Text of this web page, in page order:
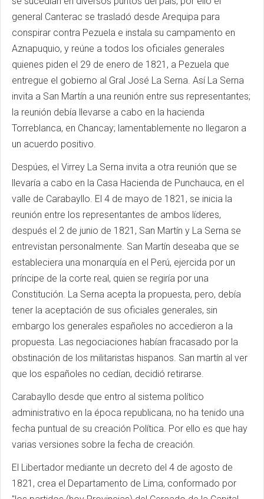
general Canterac se trasladó desde Arequipa para
conspirar contra Pezuela e instala su campamento en
Aznapuquio, y reúne a todos los oficiales generales
quienes piden el 29 de enero de 1821, a Pezuela que
entregue el gobierno al Gral José La Serna. Así La Serna
invita a San Martín a una reunión entre sus representantes;
la reunión debía llevarse a cabo en la hacienda
Torreblanca, en Chancay; lamentablemente no llegaron a
un acuerdo positivo.
Despúes, el Virrey La Serna invita a otra reunión que se
llevaría a cabo en la Casa Hacienda de Punchauca, en el
valle de Carabayllo. El 4 de mayo de 1821, se inicia la
reunión entre los representantes de ambos líderes,
después el 2 de junio de 1821, San Martín y La Serna se
entrevistan personalmente. San Martín deseaba que se
estableciera una monarquía en el Perú, ejercida por un
príncipe de la corte real, quien se regiría por una
Constitución. La Serna acepta la propuesta, pero, debía
tener la aceptación de sus oficiales generales, sin
embargo los generales españoles no accedieron a la
propuesta. Las negociaciones habían fracasado por la
obstinación de los militaristas hispanos. San martín al ver
que los españoles no cedían, decidió retirarse.
Carabayllo desde que entro al sistema político
administrativo en la época republicana, no ha tenido una
fecha puntual de su creación Política. Por ello es que hay
varias versiones sobre la fecha de creación.
El Libertador mediante un decreto del 4 de agosto de
1821, crea el Departamento de Lima, conformado por